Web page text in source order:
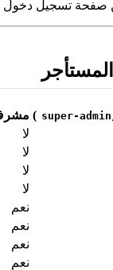
صفحة تسجيل دخول
)
لا
لا
لا
لا
نعم
نعم
نعم
نعم